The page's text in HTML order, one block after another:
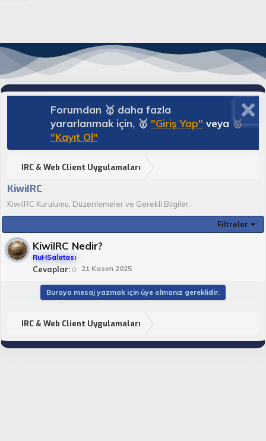
Forumdan 🥇 daha fazla
yararlanmak için, 🥇 "Giriş Yap" veya 🥇
"Kayıt Ol"
IRC & Web Client Uygulamaları
KiwiIRC
KiwiIRC Kurulumu, Düzenlemeler ve Gerekli Bilgiler.
Filtreler
KiwiIRC Nedir?
RuHSalatası
Cevaplar 0 21 Kasım 2025
Buraya mesaj yazmak için üye olmanız gereklidir.
IRC & Web Client Uygulamaları